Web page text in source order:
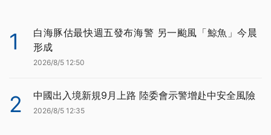
1
白海豚估最快週五發布海警 另一颱風「鯨魚」今晨
形成
2026/8/5 12:50
2 中國出入境新規9月上路 陸委會示警增赴中安全風險
2026/8/5 12:35